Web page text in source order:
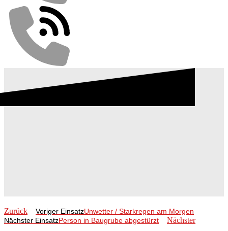
Zurück Voriger EinsatzUnwetter / Starkregen am Morgen
Nächster EinsatzPerson in Baugrube abgestürzt Nächster